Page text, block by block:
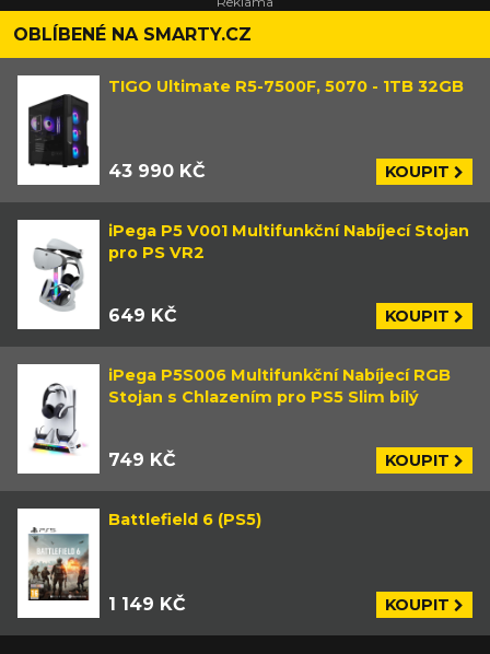
OBLÍBENÉ NA SMARTY.CZ
TIGO Ultimate R5-7500F, 5070 - 1TB 32GB
43 990 KČ KOUPIT
iPega P5 V001 Multifunkční Nabíjecí Stojan
pro PS VR2
649 KČ KOUPIT
iPega P5S006 Multifunkční Nabíjecí RGB
Stojan s Chlazením pro PS5 Slim bílý
749 KČ KOUPIT
Battlefield 6 (PS5)
1 149 KČ KOUPIT